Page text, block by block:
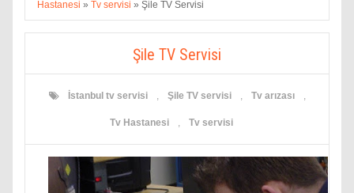
Hastanesi » Tv servisi » Şile TV Servisi
Şile TV Servisi
İstanbul tv servisi Şile TV servisi Tv arızası
Tv Hastanesi Tv servisi